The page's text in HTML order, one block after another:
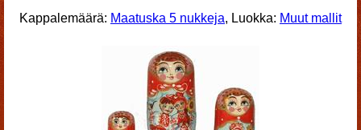
Kappalemäärä: Maatuska 5 nukkeja, Luokka: Muut mallit